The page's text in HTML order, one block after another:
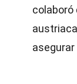
colaboró
asegurar